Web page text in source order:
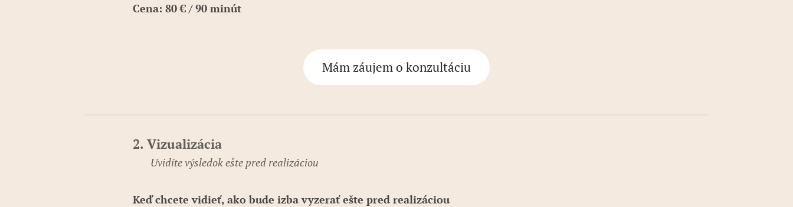
Cena: 80 € / 90 minút
Mám záujem o konzultáciu
2. Vizualizácia
Uvidíte výsledok ešte pred realizáciou
Keď chcete vidieť, ako bude izba vyzerať ešte pred realizáciou